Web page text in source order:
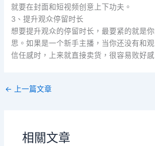
就要在封面和短视频创意上下功夫。
3、提升观众停留时长
想要提升观众的停留时长，最要紧的就是
思。如果是一个新手主播，当你还没有和
信任感时，上来就直接卖货，很容易败好感
← 上一篇文章
相關文章